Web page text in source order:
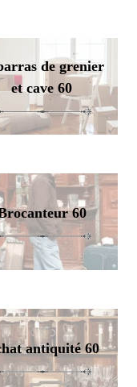
de grenier
et cave 60
60
antiquité 60